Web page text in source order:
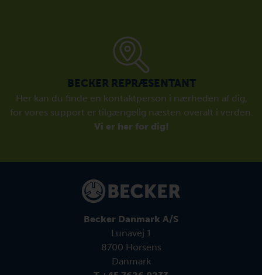
BECKER REPRÆSENTANT
Her kan du finde en kontaktperson i nærheden af dig,
for vores support er tilgængelig næsten overalt i verden.
Vi er her for dig!
Becker Danmark A/S
Lunavej 1
8700 Horsens
Danmark